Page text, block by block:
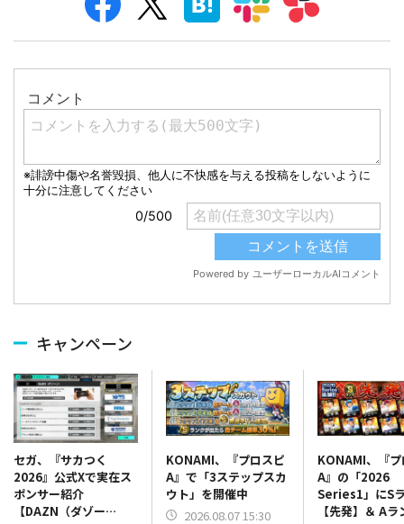
キャンペーン
セガ、『サカつく
2026』公式Xで実在ス
ポンサー紹介
【DAZN（ダゾー
KONAMI、『プロスピ
A』で「3ステップスカ
ウト」を開催中
2026.08.07 15:30
KONAMI、『
A』の「2026
Series1」にS
【先発】＆ Aラ